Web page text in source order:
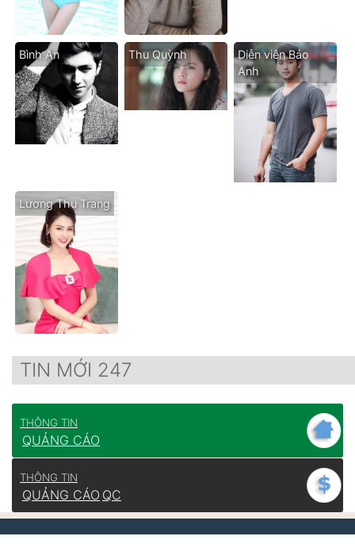
Bình An Thu Quỳnh
Diễn viên Bảo
Anh
Lương Thu Trang
TIN MỚI 247
THÔNG TIN
QUẢNG CÁO
THÔNG TIN
QUẢNG CÁO QC